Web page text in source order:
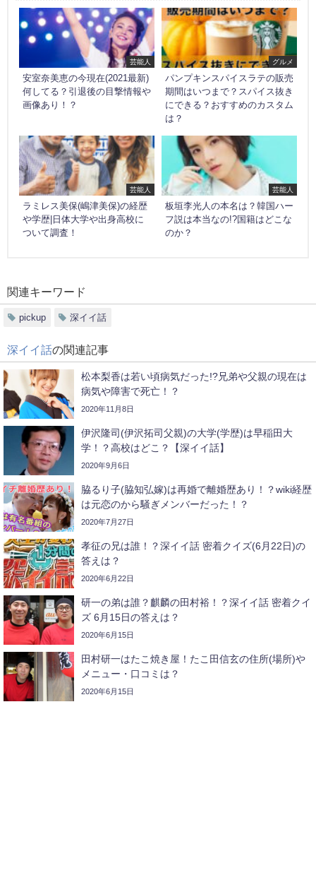
芸能人
安室奈美恵の今現在(2021最新)
何してる？引退後の目撃情報や
画像あり！？
グルメ
パンプキンスパイスラテの販売
期間はいつまで？スパイス抜き
にできる？おすすめのカスタム
は？
芸能人
ラミレス美保(嶋津美保)の経歴
や学歴|日体大学や出身高校に
ついて調査！
芸能人
板垣李光人の本名は？韓国ハー
フ説は本当なの!?国籍はどこな
のか？
関連キーワード
pickup 深イイ話
深イイ話の関連記事
松本梨香は若い頃病気だった!?兄弟や父親の現在は
病気や障害で死亡！？
2020年11月8日
伊沢隆司(伊沢拓司父親)の大学(学歴)は早稲田大
学！？高校はどこ？【深イイ話】
2020年9月6日
脇るり子(脇知弘嫁)は再婚で離婚歴あり！？wiki経歴
は元恋のから騒ぎメンバーだった！？
2020年7月27日
孝征の兄は誰！？深イイ話 密着クイズ(6月22日)の
答えは？
2020年6月22日
研一の弟は誰？麒麟の田村裕！？深イイ話 密着クイ
ズ 6月15日の答えは？
2020年6月15日
田村研一はたこ焼き屋！たこ田信玄の住所(場所)や
メニュー・口コミは？
2020年6月15日